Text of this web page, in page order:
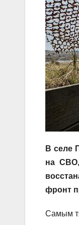
В селе
на СВО,
фронт
Самым